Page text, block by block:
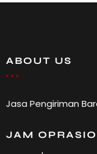
ABOUT US
Jasa Pengiriman
JAM